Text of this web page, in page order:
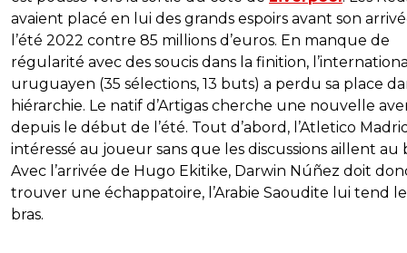
avaient placé en lui des grands espoirs avant son
l’été 2022 contre 85 millions d’euros. En manque de
régularité avec des soucis dans la finition,
uruguayen (35 sélections, 13 buts) a perdu sa place
hiérarchie. Le natif d’Artigas cherche une nouvelle
depuis le début de l’été. Tout d’abord, l’Atletico Madrid
intéressé au joueur sans que les discussions aillent au
Avec l’arrivée de Hugo Ekitike, Darwin Núñez doit
trouver une échappatoire, l’Arabie Saoudite lui tend
bras.